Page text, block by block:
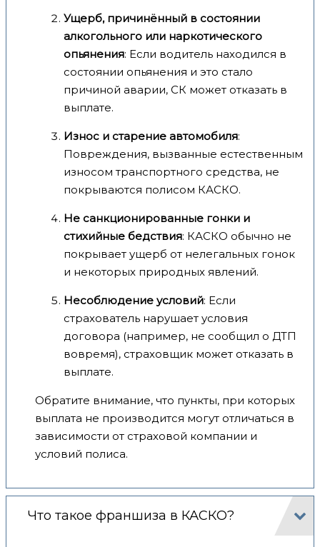
Ущерб, причинённый в состоянии
алкогольного или наркотического
опьянения: Если водитель находился в
состоянии опьянения и это стало
причиной аварии, СК может отказать в
выплате.
Износ и старение автомобиля:
Повреждения, вызванные естественным
износом транспортного средства, не
покрываются полисом КАСКО.
Не санкционированные гонки и
стихийные бедствия: КАСКО обычно не
покрывает ущерб от нелегальных гонок
и некоторых природных явлений.
Несоблюдение условий: Если
страхователь нарушает условия
договора (например, не сообщил о ДТП
вовремя), страховщик может отказать в
выплате.
Обратите внимание, что пункты, при которых
выплата не производится могут отличаться в
зависимости от страховой компании и
условий полиса.
Что такое франшиза в КАСКО?